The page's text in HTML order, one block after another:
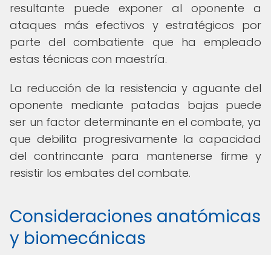
resultante puede exponer al oponente a
ataques más efectivos y estratégicos por
parte del combatiente que ha empleado
estas técnicas con maestría.
La reducción de la resistencia y aguante del
oponente mediante patadas bajas puede
ser un factor determinante en el combate, ya
que debilita progresivamente la capacidad
del contrincante para mantenerse firme y
resistir los embates del combate.
Consideraciones anatómicas
y biomecánicas